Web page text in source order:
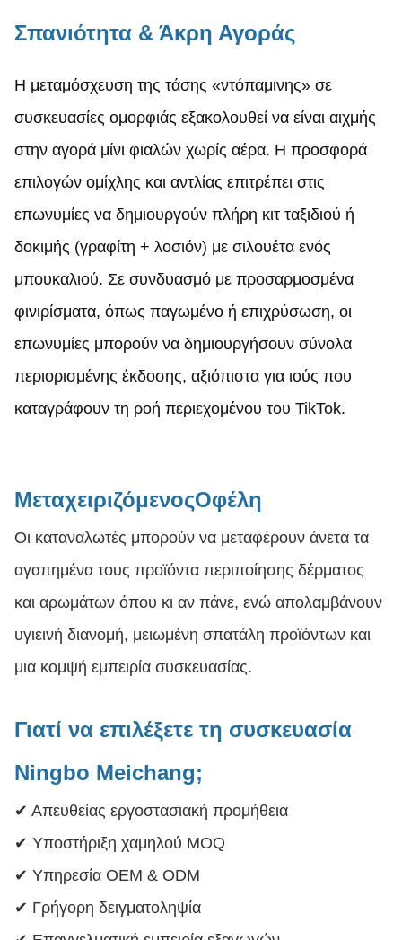
Σπανιότητα & Άκρη Αγοράς
Η μεταμόσχευση της τάσης «ντόπαμινης» σε
συσκευασίες ομορφιάς εξακολουθεί να είναι αιχμής
στην αγορά μίνι φιαλών χωρίς αέρα. Η προσφορά
επιλογών ομίχλης και αντλίας επιτρέπει στις
επωνυμίες να δημιουργούν πλήρη κιτ ταξιδιού ή
δοκιμής (γραφίτη + λοσιόν) με σιλουέτα ενός
μπουκαλιού. Σε συνδυασμό με προσαρμοσμένα
φινιρίσματα, όπως παγωμένο ή επιχρύσωση, οι
επωνυμίες μπορούν να δημιουργήσουν σύνολα
περιορισμένης έκδοσης, αξιόπιστα για ιούς που
καταγράφουν τη ροή περιεχομένου του TikTok.
ΜεταχειριζόμενοςΟφέλη
Οι καταναλωτές μπορούν να μεταφέρουν άνετα τα
αγαπημένα τους προϊόντα περιποίησης δέρματος
και αρωμάτων όπου κι αν πάνε, ενώ απολαμβάνουν
υγιεινή διανομή, μειωμένη σπατάλη προϊόντων και
μια κομψή εμπειρία συσκευασίας.
Γιατί να επιλέξετε τη συσκευασία
Ningbo Meichang;
✔ Απευθείας εργοστασιακή προμήθεια
✔ Υποστήριξη χαμηλού MOQ
✔ Υπηρεσία OEM & ODM
✔ Γρήγορη δειγματοληψία